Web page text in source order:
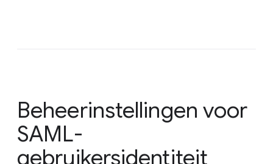
Beheerinstellingen voor
SAML-
gebruikersidentiteit